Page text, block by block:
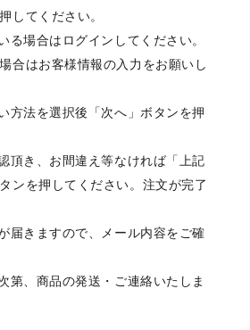
してください。
る場合はログインしてください。
合はお客様情報の入力をお願いし
方法を選択後「次へ」ボタンを押
頂き、お間違え等なければ「上記
ンを押してください。注文が完了
届きますので、メール内容をご確
第、商品の発送・ご連絡いたしま